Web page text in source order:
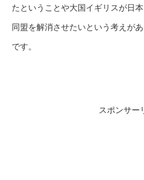
たということや大国イギリスが日
同盟を解消させたいという考えが
です。
スポンサー